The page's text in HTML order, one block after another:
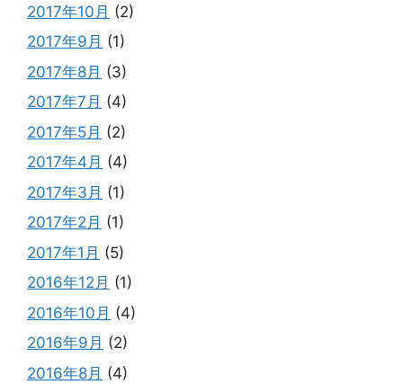
2017年10月 (2)
2017年9月 (1)
2017年8月 (3)
2017年7月 (4)
2017年5月 (2)
2017年4月 (4)
2017年3月 (1)
2017年2月 (1)
2017年1月 (5)
2016年12月 (1)
2016年10月 (4)
2016年9月 (2)
2016年8月 (4)